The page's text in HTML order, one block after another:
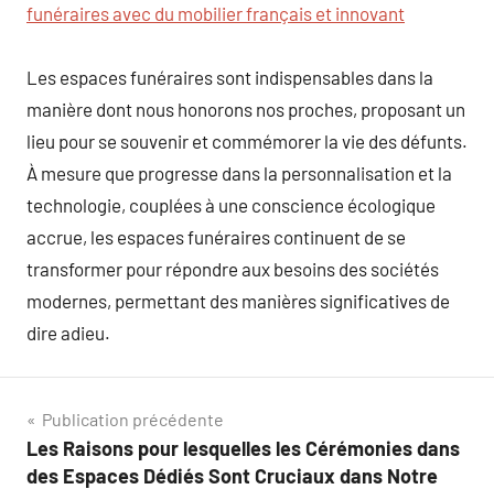
funéraires avec du mobilier français et innovant
Les espaces funéraires sont indispensables dans la
manière dont nous honorons nos proches, proposant un
lieu pour se souvenir et commémorer la vie des défunts.
À mesure que progresse dans la personnalisation et la
technologie, couplées à une conscience écologique
accrue, les espaces funéraires continuent de se
transformer pour répondre aux besoins des sociétés
modernes, permettant des manières significatives de
dire adieu.
Navigation
de
Publication précédente
Les Raisons pour lesquelles les Cérémonies dans
des Espaces Dédiés Sont Cruciaux dans Notre